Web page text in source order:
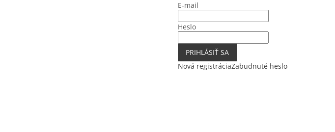
E-mail
Heslo
PRIHLÁSIŤ SA
Nová registráciaZabudnuté heslo